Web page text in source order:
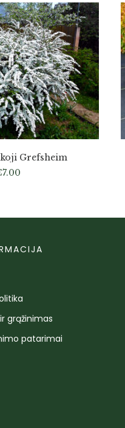
Grefsheim
7.00
grąžinimas
patarimai